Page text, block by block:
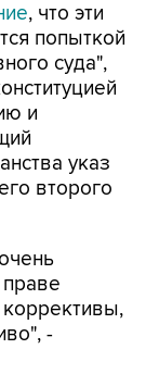
, что эти
попыткой
суда",
и
указ
второго
-